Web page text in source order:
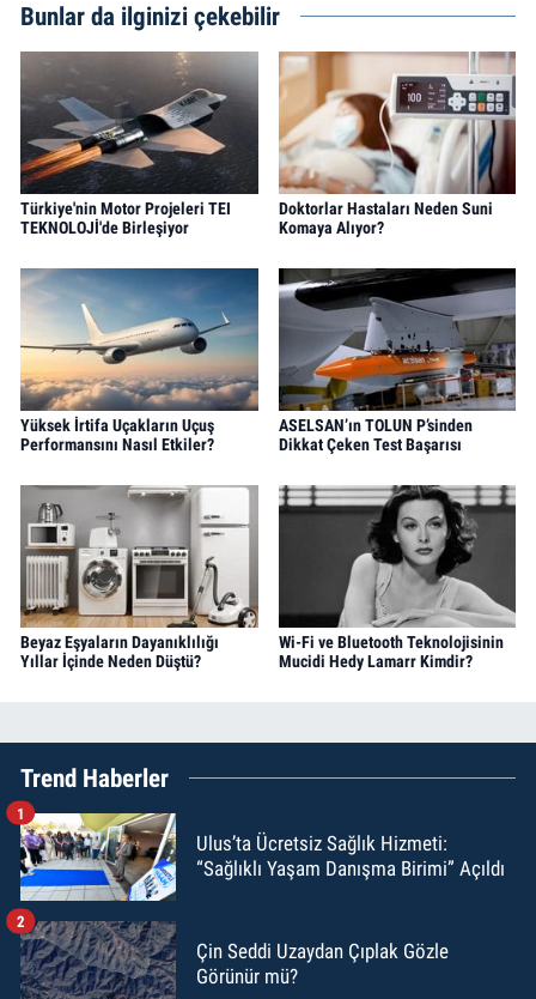
Bunlar da ilginizi çekebilir
Türkiye'nin Motor Projeleri TEI
TEKNOLOJİ'de Birleşiyor
Doktorlar Hastaları Neden Suni
Komaya Alıyor?
Yüksek İrtifa Uçakların Uçuş
Performansını Nasıl Etkiler?
ASELSAN’ın TOLUN P’sinden
Dikkat Çeken Test Başarısı
Beyaz Eşyaların Dayanıklılığı
Yıllar İçinde Neden Düştü?
Wi-Fi ve Bluetooth Teknolojisinin
Mucidi Hedy Lamarr Kimdir?
Trend Haberler
Ulus’ta Ücretsiz Sağlık Hizmeti:
“Sağlıklı Yaşam Danışma Birimi” Açıldı
1
Çin Seddi Uzaydan Çıplak Gözle
Görünür mü?
2